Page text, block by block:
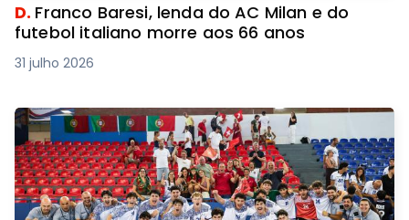
D. Franco Baresi, lenda do AC Milan e do
futebol italiano morre aos 66 anos
31 julho 2026